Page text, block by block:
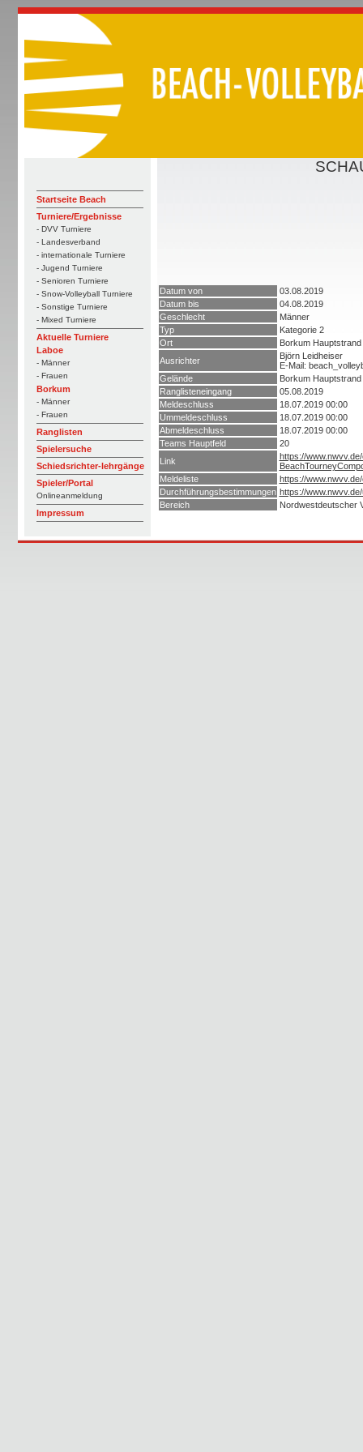
Startseite Beach
Turniere/Ergebnisse
- DVV Turniere
- Landesverband
- internationale Turniere
- Jugend Turniere
- Senioren Turniere
- Snow-Volleyball Turniere
- Sonstige Turniere
- Mixed Turniere
Aktuelle Turniere
Laboe
- Männer
- Frauen
Borkum
- Männer
- Frauen
Ranglisten
Spielersuche
Schiedsrichter-lehrgänge
Spieler/Portal
Onlineanmeldung
Impressum
Datum von
03.08.2019
Datum bis
04.08.2019
Geschlecht
Männer
Typ
Kategorie 2
Ort
Borkum Hauptstrand
Ausrichter
Björn Leidheiser
E-Mail:
Gelände
Borkum Hauptstrand
Ranglisteneingang
05.08.2019
Meldeschluss
18.07.2019 00:00
Ummeldeschluss
18.07.2019 00:00
Abmeldeschluss
18.07.2019 00:00
Teams Hauptfeld
20
Link
https://
Meldeliste
https://
Durchführungsbestimmungen https://
Bereich
Nordwestdeutscher